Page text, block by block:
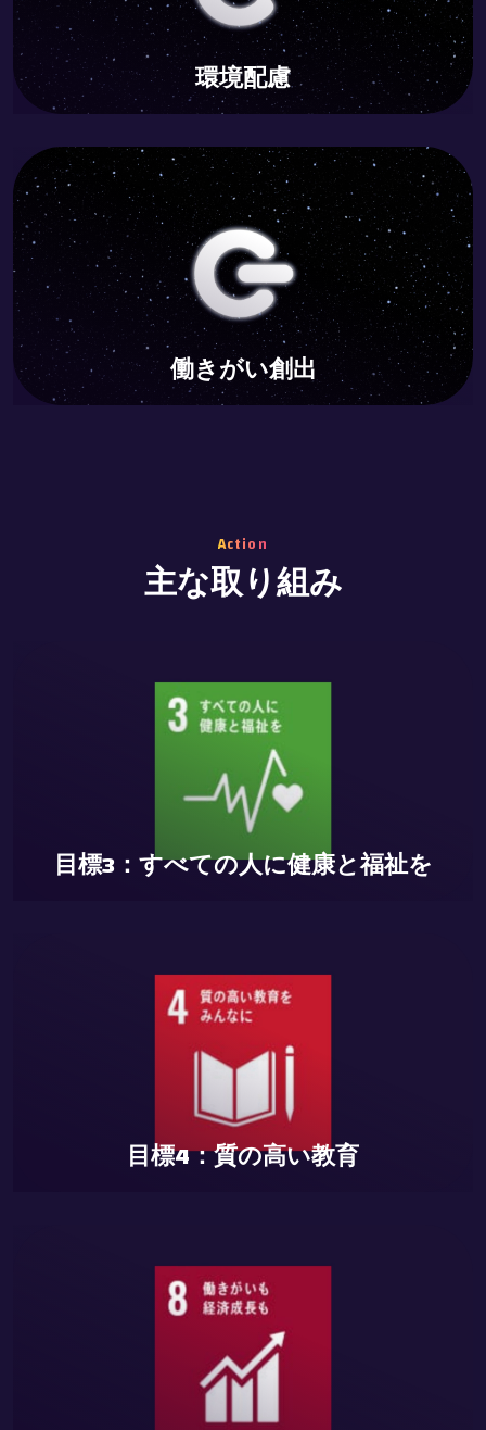
環境配慮
働きがい創出
革新的な雇用機会とスキルアップ支援で、誰もが活躍で
きる社会を構築します。
Action
主な取り組み
目標3：すべての人に健康と福祉を
ィットネスプログラムの展開
目標4：質の高い教育
目標4：質の高い教育
【教育格差の解消】 無料メタバース学習スペースの提
供/ インクルーシブな学びの場/ バリアフリー教育環境
の実現
目標8：働きがいも経済成長も
ットプレイス運営
目標13：気候変動への対策
【環境教育プラットフォーム】 仮想環境での体験型環境